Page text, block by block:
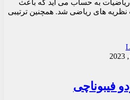
به حساب می آید که باعث
نظریه های ریاضی شد. همچنین ترتیبی
فیبوناچی